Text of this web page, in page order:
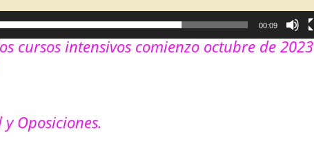
00:09
cursos intensivos comienzo octubre de 2023
Oposiciones.